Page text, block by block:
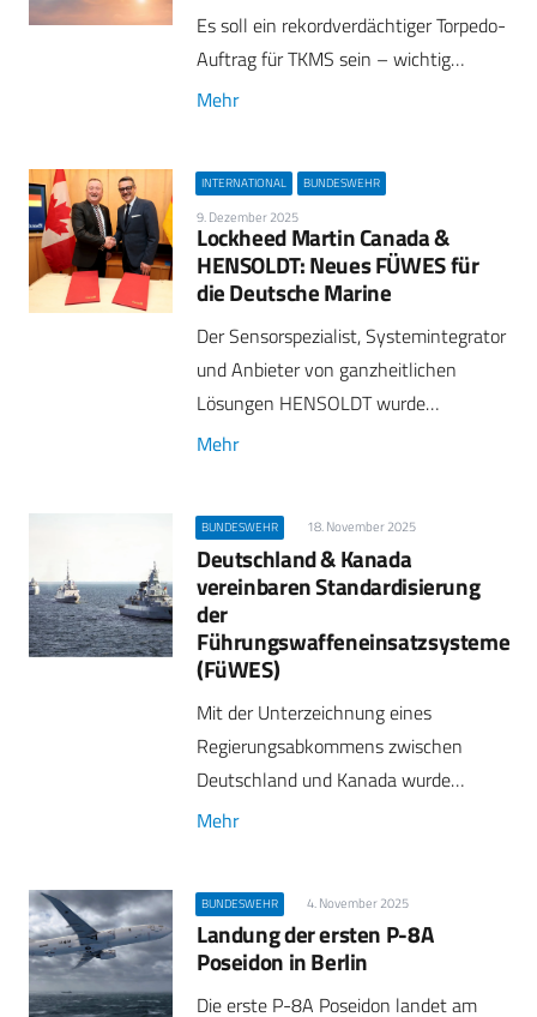
Es soll ein rekordverdächtiger Torpedo-
Auftrag für TKMS sein – wichtig…
Mehr
INTERNATIONAL BUNDESWEHR
9. Dezember 2025
Lockheed Martin Canada &
HENSOLDT: Neues FÜWES für
die Deutsche Marine
Der Sensorspezialist, Systemintegrator
und Anbieter von ganzheitlichen
Lösungen HENSOLDT wurde…
Mehr
BUNDESWEHR 18. November 2025
Deutschland & Kanada
vereinbaren Standardisierung
der
Führungswaffeneinsatzsysteme
(FüWES)
Mit der Unterzeichnung eines
Regierungsabkommens zwischen
Deutschland und Kanada wurde…
Mehr
BUNDESWEHR 4. November 2025
Landung der ersten P-8A
Poseidon in Berlin
Die erste P-8A Poseidon landet am